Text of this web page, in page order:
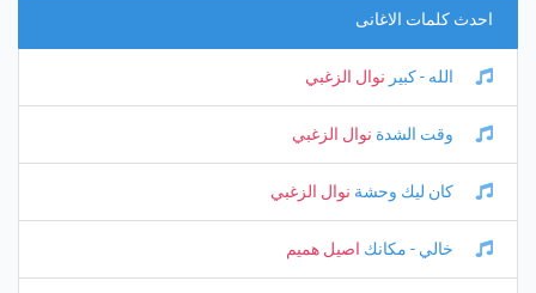
احدث كلمات الاغانى
الله - كبير نوال الزغبي
وقت الشدة نوال الزغبي
كان ليك وحشة نوال الزغبي
خالي - مكانك اصيل هميم